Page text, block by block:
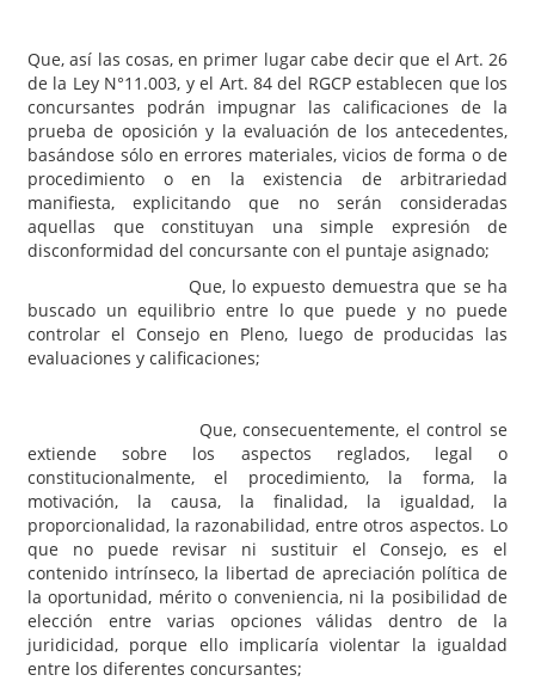
Que, así las cosas, en primer lugar cabe decir que el Art. 26
de la Ley N°11.003, y el Art. 84 del RGCP establecen que los
concursantes podrán impugnar las calificaciones de la
prueba de oposición y la evaluación de los antecedentes,
basándose sólo en errores materiales, vicios de forma o de
procedimiento o en la existencia de arbitrariedad
manifiesta, explicitando que no serán consideradas
aquellas que constituyan una simple expresión de
disconformidad del concursante con el puntaje asignado;
Que, lo expuesto demuestra que se ha
buscado un equilibrio entre lo que puede y no puede
controlar el Consejo en Pleno, luego de producidas las
evaluaciones y calificaciones;
Que, consecuentemente, el control se
extiende sobre los aspectos reglados, legal o
constitucionalmente, el procedimiento, la forma, la
motivación, la causa, la finalidad, la igualdad, la
proporcionalidad, la razonabilidad, entre otros aspectos. Lo
que no puede revisar ni sustituir el Consejo, es el
contenido intrínseco, la libertad de apreciación política de
la oportunidad, mérito o conveniencia, ni la posibilidad de
elección entre varias opciones válidas dentro de la
juridicidad, porque ello implicaría violentar la igualdad
entre los diferentes concursantes;